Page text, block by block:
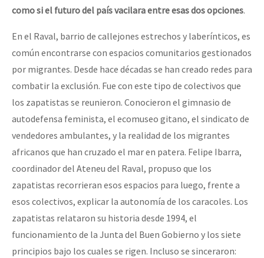
como si el futuro del país vacilara entre esas dos opciones.
En el Raval, barrio de callejones estrechos y laberínticos, es
común encontrarse con espacios comunitarios gestionados
por migrantes. Desde hace décadas se han creado redes para
combatir la exclusión. Fue con este tipo de colectivos que
los zapatistas se reunieron. Conocieron el gimnasio de
autodefensa feminista, el ecomuseo gitano, el sindicato de
vendedores ambulantes, y la realidad de los migrantes
africanos que han cruzado el mar en patera. Felipe Ibarra,
coordinador del Ateneu del Raval, propuso que los
zapatistas recorrieran esos espacios para luego, frente a
esos colectivos, explicar la autonomía de los caracoles. Los
zapatistas relataron su historia desde 1994, el
funcionamiento de la Junta del Buen Gobierno y los siete
principios bajo los cuales se rigen. Incluso se sinceraron: